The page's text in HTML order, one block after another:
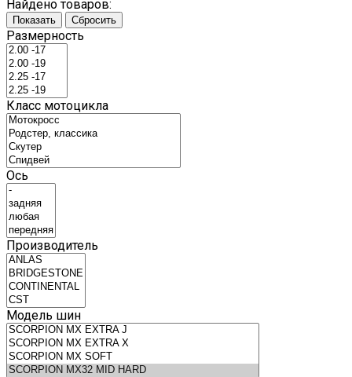
Найдено товаров:
Показать Сбросить
Размерность
Класс мотоцикла
Ось
Производитель
Модель шин